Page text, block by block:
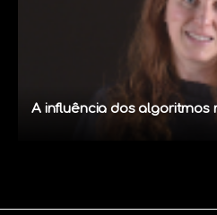
A influência dos algoritmos